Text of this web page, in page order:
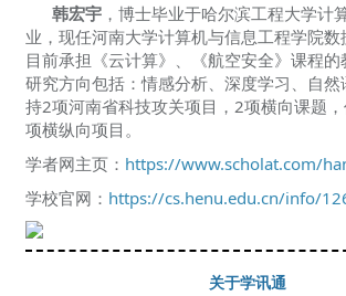
韩宏宇， 博士毕业于哈尔滨工程大学计
业，现任河南大学计算机与信息工程学院数
目前承担《云计算》、《航空安全》课程
研究方向包括：情感分析、深度学习、自然
持2项河南省科技攻关项目，2项横向课题
项横纵向项目。
学者网主页： https://www.scholat.com/
学校官网： https://cs.henu.edu.cn/info/
关于学讯通